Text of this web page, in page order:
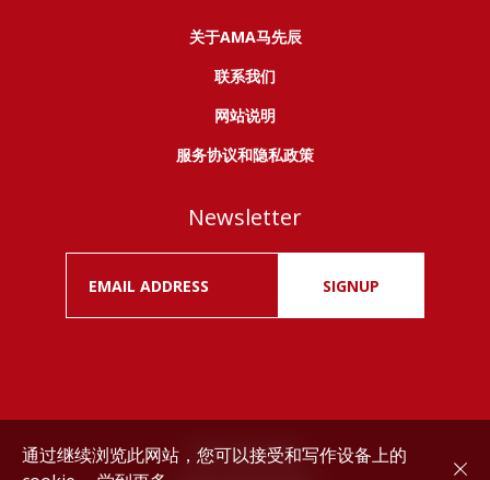
关于AMA马先辰
联系我们
网站说明
服务协议和隐私政策
Newsletter
SIGNUP
Drink responsibly.
通过继续浏览此网站，您可以接受和写作设备上的